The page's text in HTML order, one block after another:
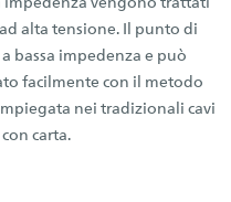
alta tensione. Il punto di
bassa impedenza e può
facilmente con il metodo
nei tradizionali cavi
carta.